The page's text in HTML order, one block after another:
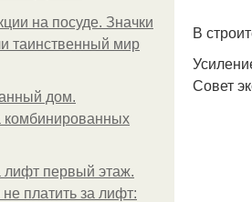
на посуде. Значки
таинственный мир
дом.
комбинированных
лифт первый этаж.
платить за лифт:
В
Совет